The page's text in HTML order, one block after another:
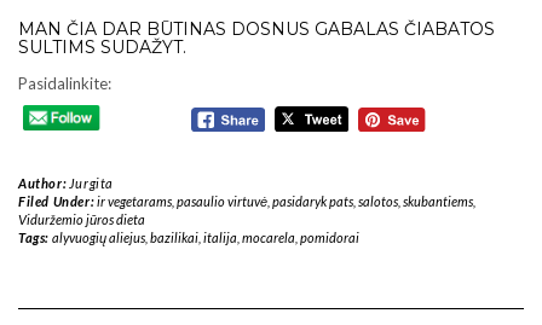
MAN ČIA DAR BŪTINAS DOSNUS GABALAS ČIABATOS
SULTIMS SUDAŽYT.
Pasidalinkite:
Author: Jurgita
Filed Under:ir vegetarams, pasaulio virtuvė, pasidaryk pats, salotos, skubantiems,
Viduržemio jūros dieta
Tags: alyvuogių aliejus, bazilikai, italija mocarela pomidorai